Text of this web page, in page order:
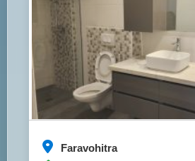
Faravohitra